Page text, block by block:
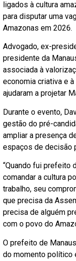
ligados à cultura
para disputar uma
Amazonas em 2026.
Advogado, ex-
presidente da
associada à
economia criativa e
ajudaram a projetar
Durante o evento,
gestão do pré-
ampliar a presença
espaços de decisão
“Quando fui prefeito
comandar a cultura
trabalho, seu
que precisa da
precisa de alguém
com o povo do
O prefeito de
do momento político